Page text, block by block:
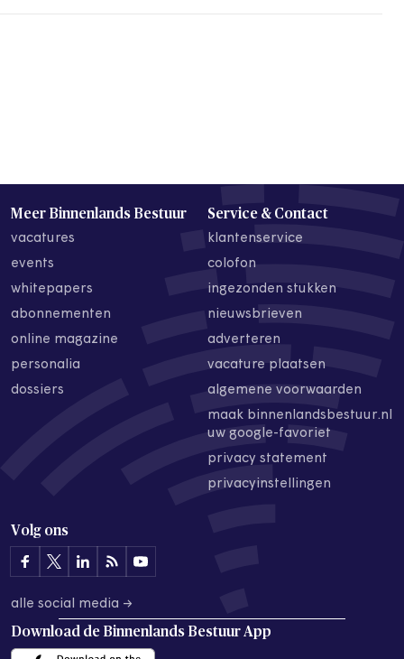
Meer Binnenlands Bestuur
vacatures
events
whitepapers
abonnementen
online magazine
personalia
dossiers
Service & Contact
klantenservice
colofon
ingezonden stukken
nieuwsbrieven
adverteren
vacature plaatsen
algemene voorwaarden
maak binnenlandsbestuur.nl
uw google-favoriet
privacy statement
privacyinstellingen
Volg ons
alle social media →
Download de Binnenlands Bestuur App